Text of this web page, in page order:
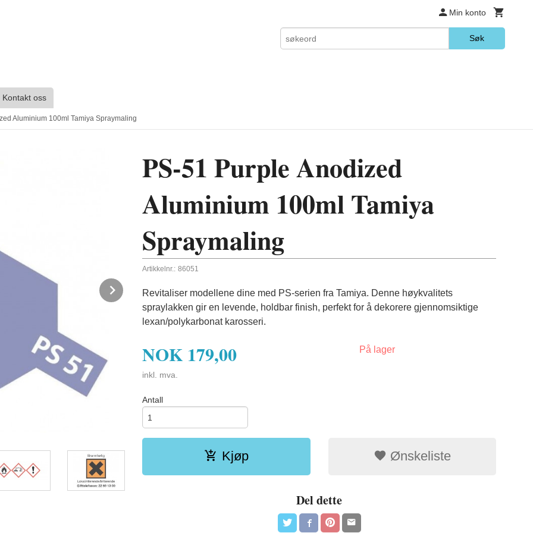
Min konto
Søk
Kontakt oss
Aluminium 100ml Tamiya Spraymaling
Next
PS-51 Purple Anodized
Aluminium 100ml Tamiya
Spraymaling
Artikkelnr.: 86051
Revitaliser modellene dine med PS-serien fra Tamiya. Denne høykvalitets
spraylakken gir en levende, holdbar finish, perfekt for å dekorere gjennomsiktige
lexan/polykarbonat karosseri.
NOK 179,00
inkl. mva.
På lager
Antall
Kjøp Ønskeliste
Del dette